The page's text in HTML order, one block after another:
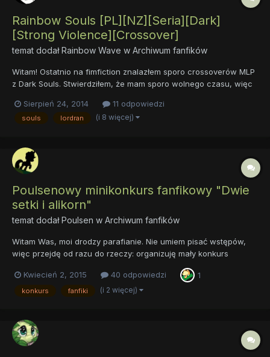
Rainbow Souls [PL][NZ][Seria][Dark]
[Strong Violence][Crossover]
temat dodałRainbow Wave w Archiwum fanfików
Witam! Ostatnio na fimfiction znalazłem sporo crossoverów MLP
z Dark Souls. Stwierdziłem, że mam sporo wolnego czasu, więc
źródłowego, by czerpać przyjemność z czytania (np. ja
przeczytałem kilka z nich zanim wgl poznałem uniwersum DkS i
Sierpień 24, 2014 11 odpowiedzi
souls lordran (i 8 więcej)
Poulsenowy minikonkurs fanfikowy "Dwie
setki i alikorn"
temat dodałPoulsen w Archiwum fanfików
Witam Was, moi drodzy parafianie. Nie umiem pisać wstępów,
więc przejdę od razu do rzeczy: organizuję mały konkurs
wiem, na co się porywam, ale miałem ochotę zrobić coś takiego
od dawna i w końcu uznałem, że nadeszła pora. Zasady
Kwiecień 2, 2015 40 odpowiedzi 1
konkurs fanfiki (i 2 więcej)